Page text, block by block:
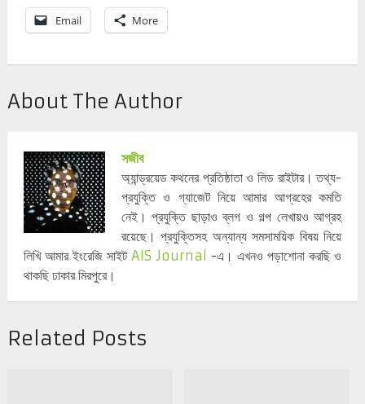
Email More
About The Author
সজীব
অ্যান্ড্রয়েড কথনের প্রতিষ্ঠাতা ও লিড রাইটার। তথ্য-
প্রযুক্তি ও গ্যাজেট নিয়ে আমার আগ্রহের কমতি
নেই। প্রযুক্তি ছাড়াও ব্লগ ও গল্প লেখায়ও আগ্রহ
রয়েছে। প্রযুক্তিসহ অন্যান্য সমসাময়িক বিষয় নিয়ে
লিখি আমার ইংরেজি সাইট AIS Journal -এ। এখনও পড়াশোনা করছি ও
থাকছি ঢাকার মিরপুরে।
Related Posts